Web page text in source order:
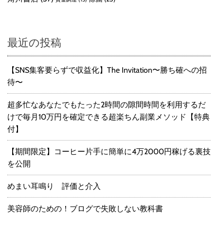
最近の投稿
【SNS集客要らずで収益化】The Invitation〜勝ち確への招
待〜
超多忙なあなたでもたった2時間の隙間時間を利用するだ
けで毎月10万円を確定できる超楽ちん副業メソッド【特典
付】
【期間限定】コーヒー片手に簡単に4万2000円稼げる裏技
を公開
めまい耳鳴り 評価と介入
美容師のための！ブログで失敗しない教科書